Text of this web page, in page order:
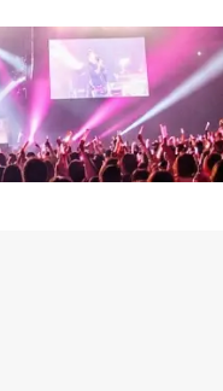
と一緒に制作できるので、勇気
く迫ってくると思うので、その
身分から様々な物語が展開され、
る面白みもあり、つながりもあ
～」（以下、「ザ・グローリー
女たち」で少年を救うために手段
一面を見せる予定だ。「ザ・グ
た。そうして出会ったのが『黒
分を見れるのではないかという
決意する修女ミカエラを演じる
エネルギーは言葉で発するセリ